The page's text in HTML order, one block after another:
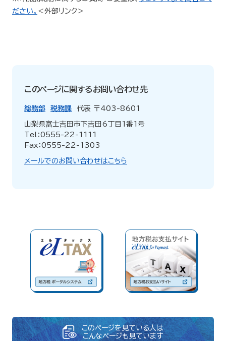
ださい。 ＜外部リンク＞
このページに関するお問い合わせ先
総務部 税務課 代表 〒403-8601
山梨県富士吉田市下吉田6丁目1番1号
Tel：0555-22-1111
Fax：0555-22-1303
メールでのお問い合わせはこちら
このページを見ている人は
こんなページも見ています